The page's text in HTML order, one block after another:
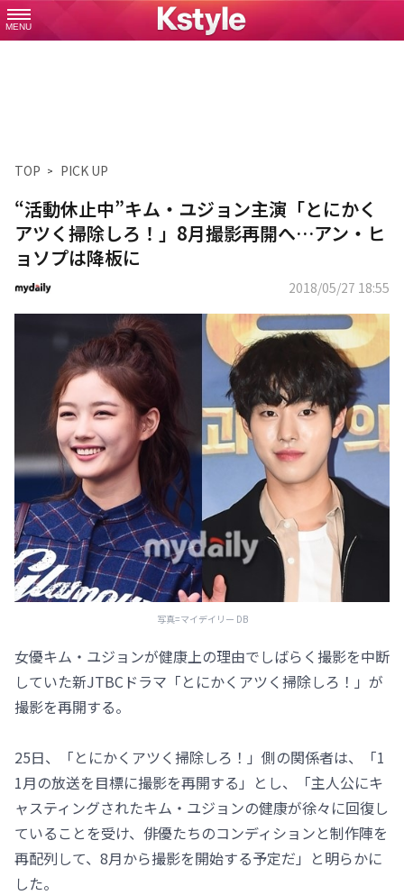
MENU
TOP PICK UP
“活動休止中”キム・ユジョン主演「とにかく
アツく掃除しろ！」8月撮影再開へ…アン・ヒ
ョソプは降板に
2018/05/27 18:55
写真=マイデイリー DB
女優キム・ユジョンが健康上の理由でしばらく撮影を中断
していた新JTBCドラマ「とにかくアツく掃除しろ！」が
撮影を再開する。
25日、「とにかくアツく掃除しろ！」側の関係者は、「1
1月の放送を目標に撮影を再開する」とし、「主人公にキ
ャスティングされたキム・ユジョンの健康が徐々に回復し
ていることを受け、俳優たちのコンディションと制作陣を
再配列して、8月から撮影を開始する予定だ」と明らかに
した。